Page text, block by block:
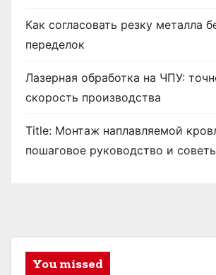
Как согласовать резку металла
переделок
Лазерная обработка на ЧПУ:
скорость производства
Title: Монтаж наплавляемой
пошаговое руководство и
You missed